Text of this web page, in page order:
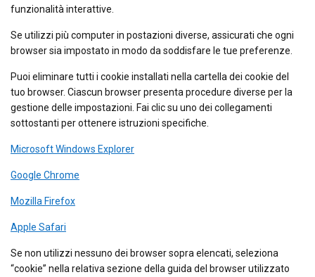
funzionalità interattive.
Se utilizzi più computer in postazioni diverse, assicurati che ogni
browser sia impostato in modo da soddisfare le tue preferenze.
Puoi eliminare tutti i cookie installati nella cartella dei cookie del
tuo browser. Ciascun browser presenta procedure diverse per la
gestione delle impostazioni. Fai clic su uno dei collegamenti
sottostanti per ottenere istruzioni specifiche.
Microsoft Windows Explorer
Google Chrome
Mozilla Firefox
Apple Safari
Se non utilizzi nessuno dei browser sopra elencati, seleziona
“cookie” nella relativa sezione della guida del browser utilizzato